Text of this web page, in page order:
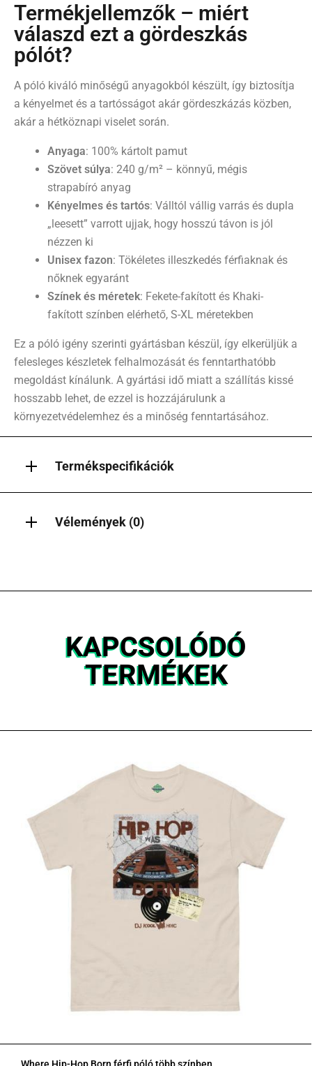
Termékjellemzők – miért
válaszd ezt a gördeszkás
pólót?
A póló kiváló minőségű anyagokból készült, így biztosítja
a kényelmet és a tartósságot akár gördeszkázás közben,
akár a hétköznapi viselet során.
Anyaga: 100% kártolt pamut
Szövet súlya: 240 g/m² – könnyű, mégis
strapabíró anyag
Kényelmes és tartós: Válltól vállig varrás és dupla
„leesett” varrott ujjak, hogy hosszú távon is jól
nézzen ki
Unisex fazon: Tökéletes illeszkedés férfiaknak és
nőknek egyaránt
Színek és méretek: Fekete-fakított és Khaki-
fakított színben elérhető, S-XL méretekben
Ez a póló igény szerinti gyártásban készül, így elkerüljük a
felesleges készletek felhalmozását és fenntarthatóbb
megoldást kínálunk. A gyártási idő miatt a szállítás kissé
hosszabb lehet, de ezzel is hozzájárulunk a
környezetvédelemhez és a minőség fenntartásához.
Termékspecifikációk
Vélemények (0)
KAPCSOLÓDÓ
TERMÉKEK